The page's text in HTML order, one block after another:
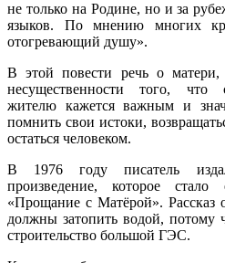
не только на Родине, но и за
языков. По мнению многих
отогревающий душу».
В этой повести речь о
несущественности того, что
жителю кажется важным и
помнить свои истоки,
остаться человеком.
В 1976 году писатель
произведение, которое
«Прощание с Матёрой». Рассказ
должны затопить водой, потому
строительство большой ГЭС.